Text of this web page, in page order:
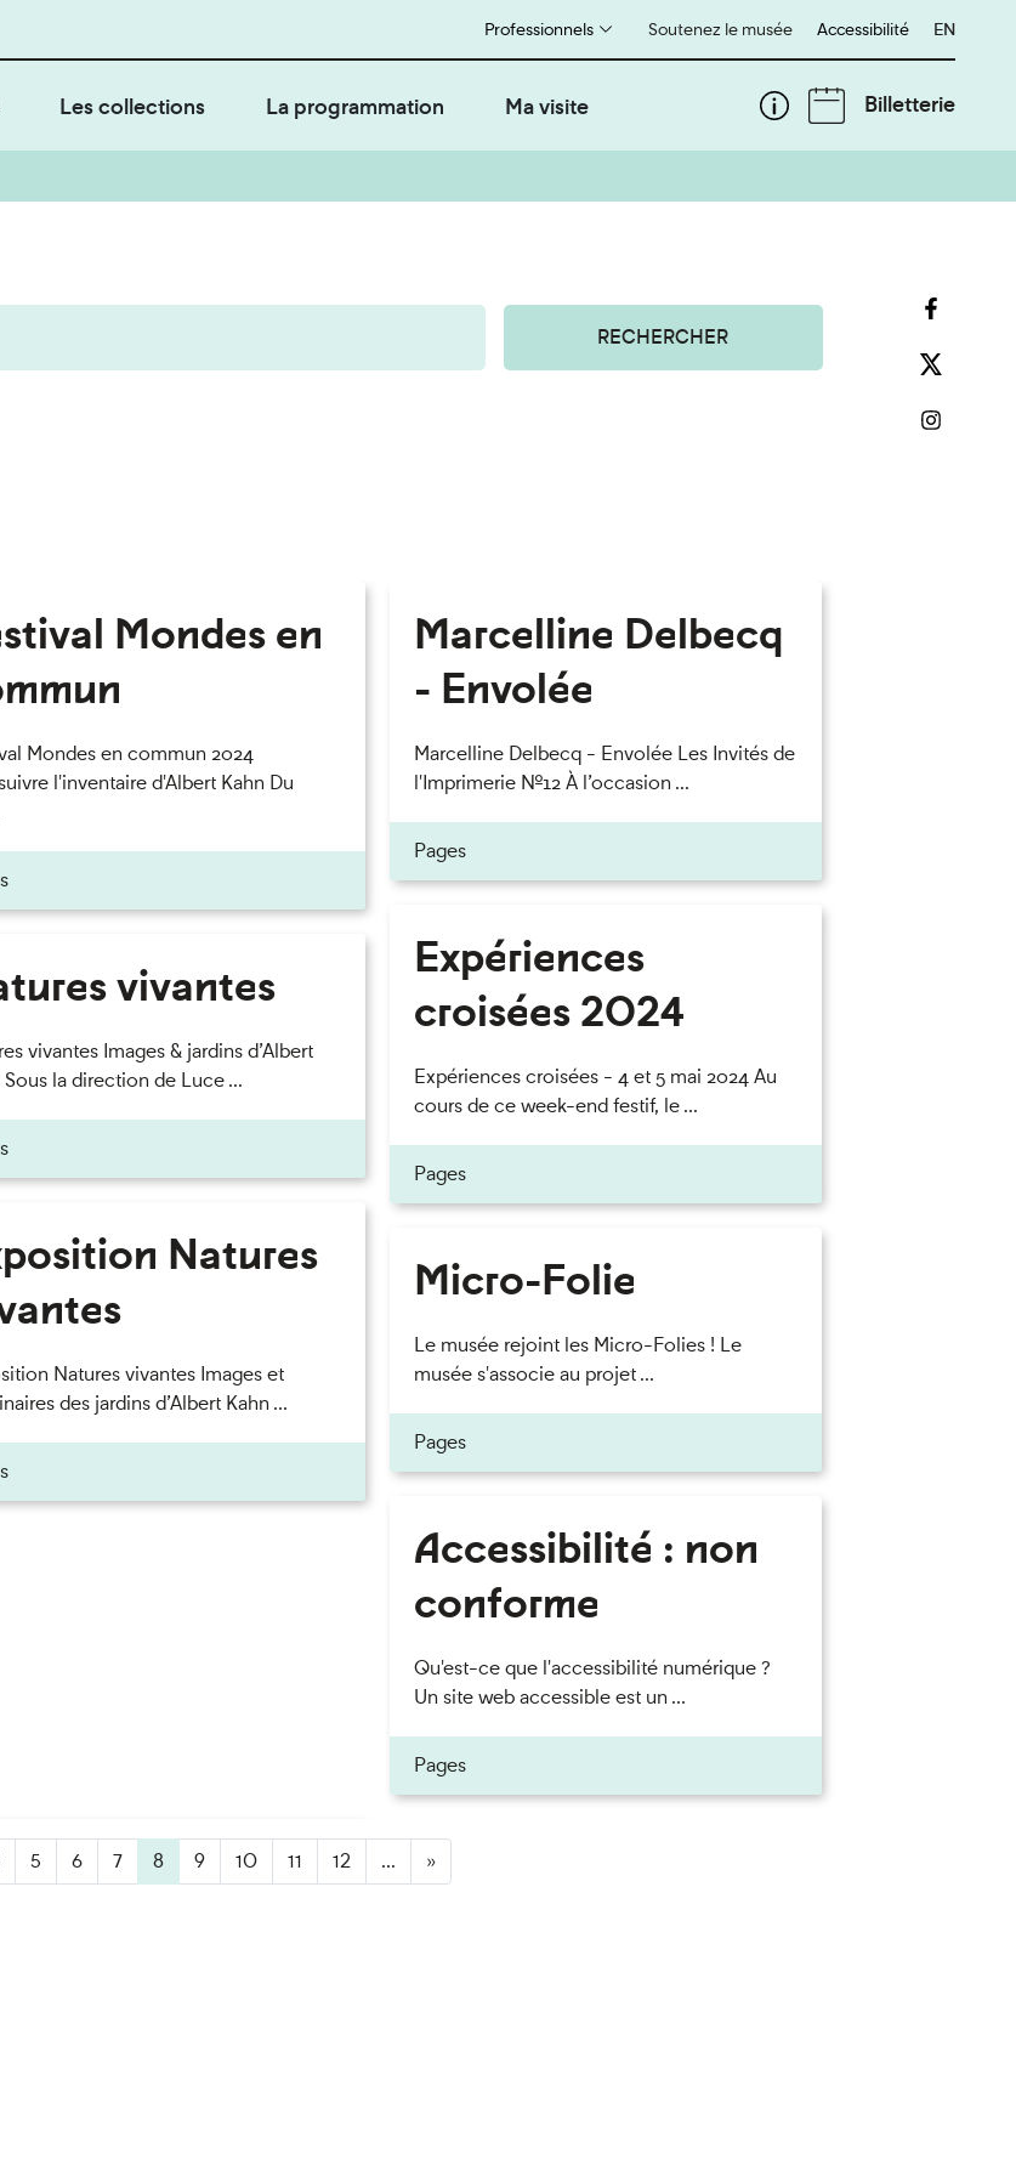
Soutenez le musée
Professionnels Accessibilité English
EN
Les collections La programmation Ma visite Billetterie
RECHERCHER
Mondes en
Mondes en commun 2024
l'inventaire d'Albert Kahn Du
vivantes
vivantes Images & jardins d’Albert
Sous la direction de Luce ...
Natures
Natures vivantes Images et
des jardins d’Albert Kahn ...
Marcelline Delbecq
- Envolée
Marcelline Delbecq - Envolée Les Invités de
l'Imprimerie n°12 À l’occasion ...
Pages
Expériences
croisées 2024
Expériences croisées - 4 et 5 mai 2024 Au
cours de ce week-end festif, le ...
Pages
Micro-Folie
Le musée rejoint les Micro-Folies ! Le
musée s'associe au projet ...
Pages
Accessibilité : non
conforme
Qu'est-ce que l'accessibilité numérique ?
Un site web accessible est un ...
Pages
5 6 7 8(active)
9 10 11 12 ... »
cookies